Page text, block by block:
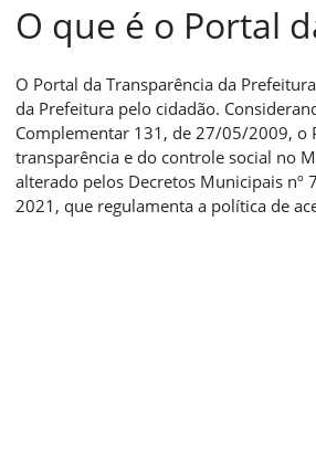
O que é o Portal
O Portal da Transparência da
da Prefeitura pelo cidadão.
Complementar 131, de 27/05/2009, o
transparência e do controle social no
alterado pelos Decretos Municipais nº
2021, que regulamenta a política de